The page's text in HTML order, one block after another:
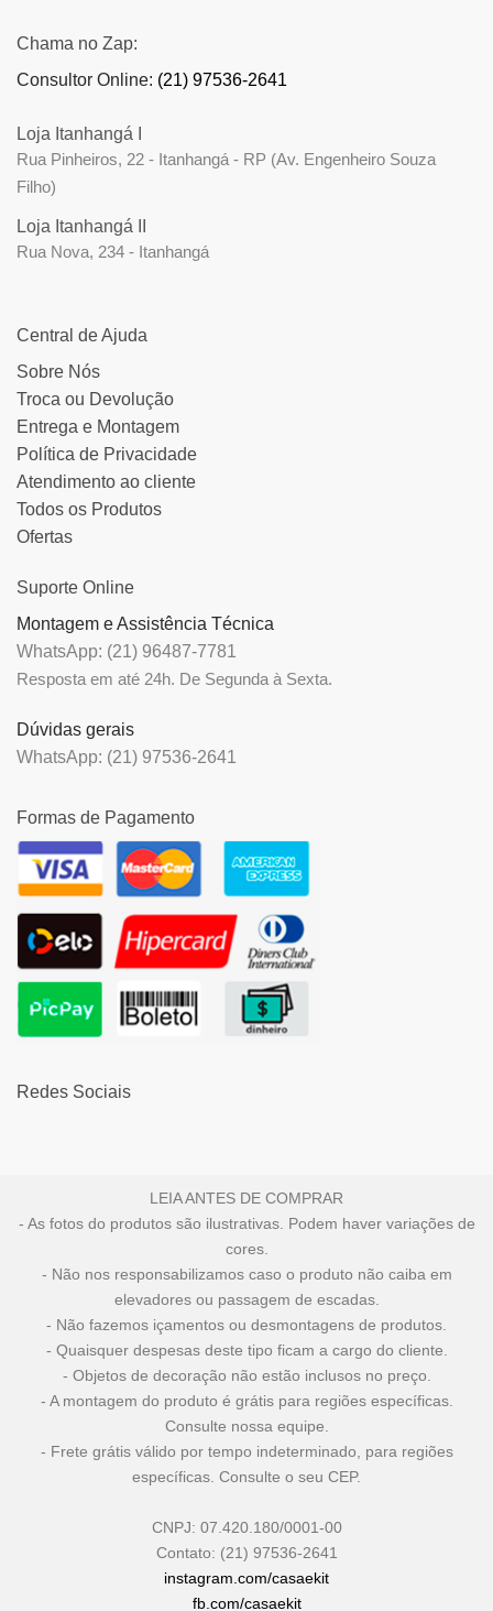
Chama no Zap:
Consultor Online: (21) 97536-2641
Loja Itanhangá I
Rua Pinheiros, 22 - Itanhangá - RP (Av. Engenheiro Souza
Filho)
Loja Itanhangá II
Rua Nova, 234 - Itanhangá
Central de Ajuda
Sobre Nós
Troca ou Devolução
Entrega e Montagem
Política de Privacidade
Atendimento ao cliente
Todos os Produtos
Ofertas
Suporte Online
Montagem e Assistência Técnica
WhatsApp: (21) 96487-7781
Resposta em até 24h. De Segunda à Sexta.
Dúvidas gerais
WhatsApp: (21) 97536-2641
Formas de Pagamento
Redes Sociais
LEIA ANTES DE COMPRAR
- As fotos do produtos são ilustrativas. Podem haver variações de
cores.
- Não nos responsabilizamos caso o produto não caiba em
elevadores ou passagem de escadas.
- Não fazemos içamentos ou desmontagens de produtos.
- Quaisquer despesas deste tipo ficam a cargo do cliente.
- Objetos de decoração não estão inclusos no preço.
- A montagem do produto é grátis para regiões específicas.
Consulte nossa equipe.
- Frete grátis válido por tempo indeterminado, para regiões
específicas. Consulte o seu CEP.
CNPJ: 07.420.180/0001-00
Contato: (21) 97536-2641
instagram.com/casaekit
fb.com/casaekit